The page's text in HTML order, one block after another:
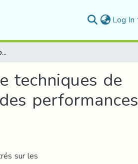
Log In
Contribution à la Conception de nouveaux schémas de techniques de commandes d’ordre fractionnaire pour l’amélioration des performances des systèmes industriels
techniques de
performances
sur les